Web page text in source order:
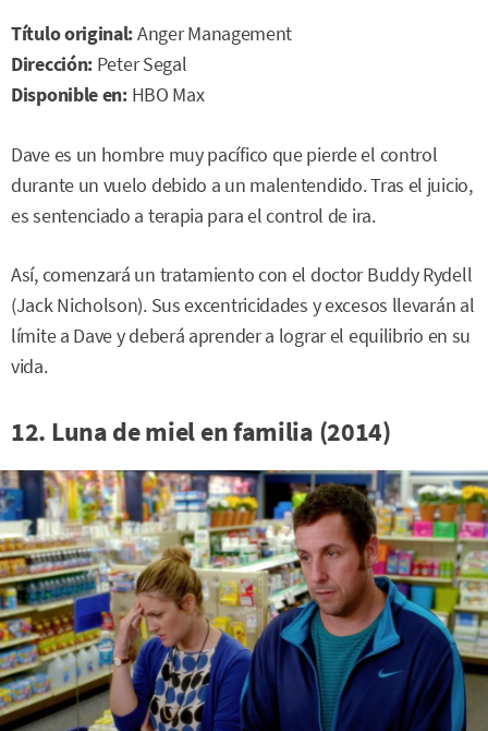
Título original:Anger Management
Dirección: Peter Segal
Disponible en: HBO Max
Dave es un hombre muy pacífico que pierde el control
durante un vuelo debido a un malentendido. Tras el juicio,
es sentenciado a terapia para el control de ira.
Así, comenzará un tratamiento con el doctor Buddy Rydell
(Jack Nicholson). Sus excentricidades y excesos llevarán al
límite a Dave y deberá aprender a lograr el equilibrio en su
vida.
12. Luna de miel en familia (2014)